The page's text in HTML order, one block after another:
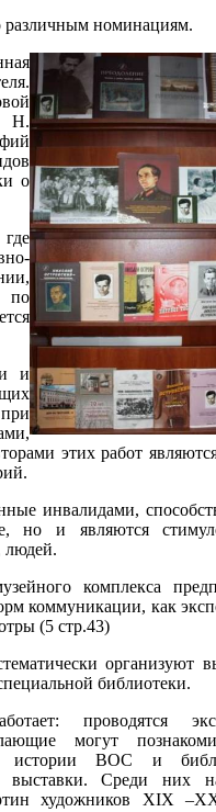
различным номинациям.
Н.
о
по
и
этих работ
инвалидами,
но и являются
людей.
комплекса
коммуникации, как
(5 стр.43)
организуют
библиотеки.
проводятся
могут
истории ВОС и
выставки. Среди них
художников XIX